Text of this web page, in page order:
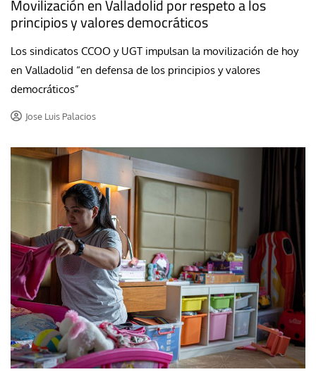
Movilización en Valladolid por respeto a los
principios y valores democráticos
Los sindicatos CCOO y UGT impulsan la movilización de hoy
en Valladolid “en defensa de los principios y valores
democráticos”
Jose Luis Palacios